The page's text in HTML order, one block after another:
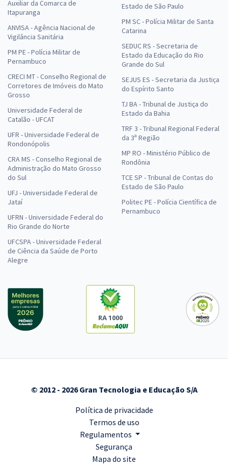
Auxiliar da Comarca de
Itapuranga
ANVISA - Agência Nacional de
Vigilância Sanitária
PM PE - Polícia Militar de
Pernambuco
CRECI MT - Conselho Regional de
Corretores de Imóveis do Mato
Grosso
Universidade Federal de
Catalão - UFCAT
UFR - Universidade Federal de
Rondonópolis
CRA MS - Conselho Regional de
Administração do Mato Grosso
do Sul
UFJ - Universidade Federal de
Jataí
UFRN - Universidade Federal do
Rio Grande do Norte
UFCSPA - Universidade Federal
de Ciência da Saúde de Porto
Alegre
Estado de São Paulo
PM SC - Polícia Militar de Santa
Catarina
SEDUC RS - Secretaria de
Estado da Educação do Rio
Grande do Sul
SEJUS ES - Secretaria da Justiça
do Espírito Santo
TJ BA - Tribunal de Justiça do
Estado da Bahia
TRF 3 - Tribunal Regional Federal
da 3ª Região
MP RO - Ministério Público de
Rondônia
TCE SP - Tribunal de Contas do
Estado de São Paulo
Politec PE - Polícia Científica de
Pernambuco
RA 1000
© 2012 - 2026 Gran Tecnologia e Educação S/A
Política de privacidade
Termos de uso
Regulamentos
Segurança
Mapa do site